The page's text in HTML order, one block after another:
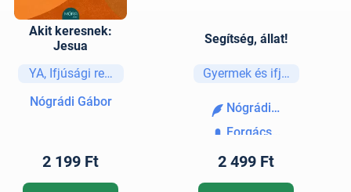
Akit keresnek:
Jesua
YA, Ifjúsági regények és elbeszélések
Nógrádi Gábor
2 199 Ft
Segítség, állat!
Gyermek és ifjúsági
Nógrádi Gábor
Forgács Gábor
2 499 Ft